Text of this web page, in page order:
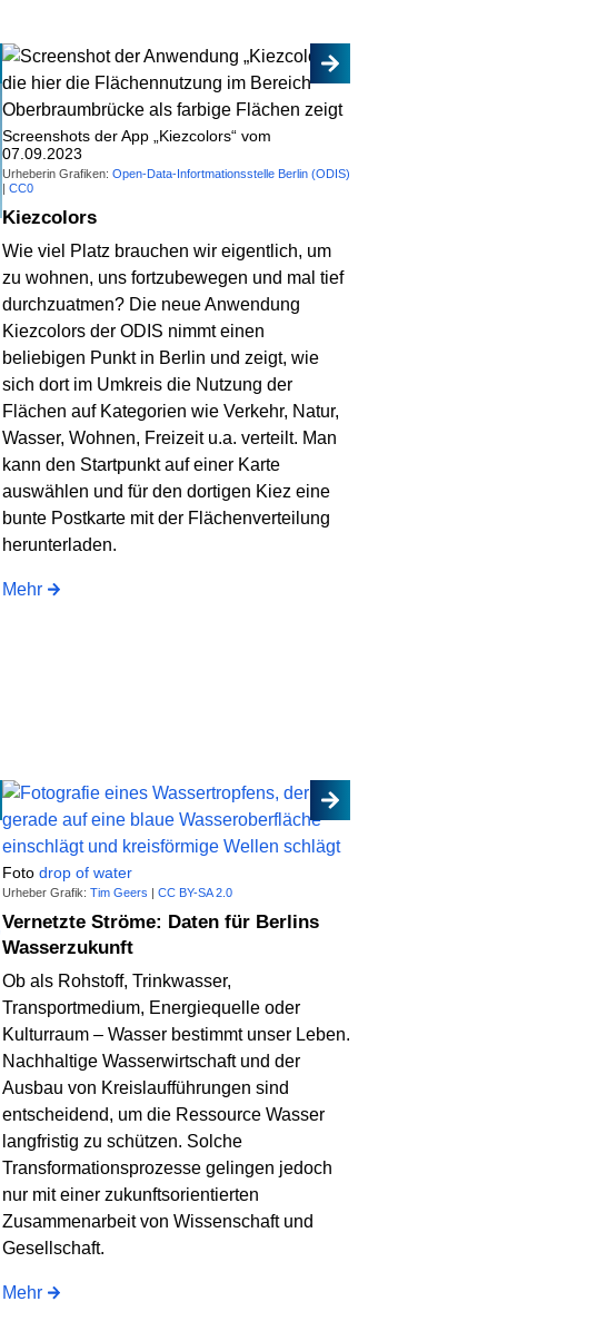
Screenshots der App „Kiezcolors“ vom
07.09.2023
Urheberin Grafiken: Open-Data-Infortmationsstelle Berlin (ODIS)
| CC0
Kiezcolors
Wie viel Platz brauchen wir eigentlich, um
zu wohnen, uns fortzubewegen und mal tief
durchzuatmen? Die neue Anwendung
Kiezcolors der ODIS nimmt einen
beliebigen Punkt in Berlin und zeigt, wie
sich dort im Umkreis die Nutzung der
Flächen auf Kategorien wie Verkehr, Natur,
Wasser, Wohnen, Freizeit u.a. verteilt. Man
kann den Startpunkt auf einer Karte
auswählen und für den dortigen Kiez eine
bunte Postkarte mit der Flächenverteilung
herunterladen.
Mehr
Foto drop of water
Urheber Grafik: Tim Geers | CC BY-SA 2.0
Vernetzte Ströme: Daten für Berlins
Wasserzukunft
Ob als Rohstoff, Trinkwasser,
Transportmedium, Energiequelle oder
Kulturraum – Wasser bestimmt unser Leben.
Nachhaltige Wasserwirtschaft und der
Ausbau von Kreislaufführungen sind
entscheidend, um die Ressource Wasser
langfristig zu schützen. Solche
Transformationsprozesse gelingen jedoch
nur mit einer zukunftsorientierten
Zusammenarbeit von Wissenschaft und
Gesellschaft.
Mehr